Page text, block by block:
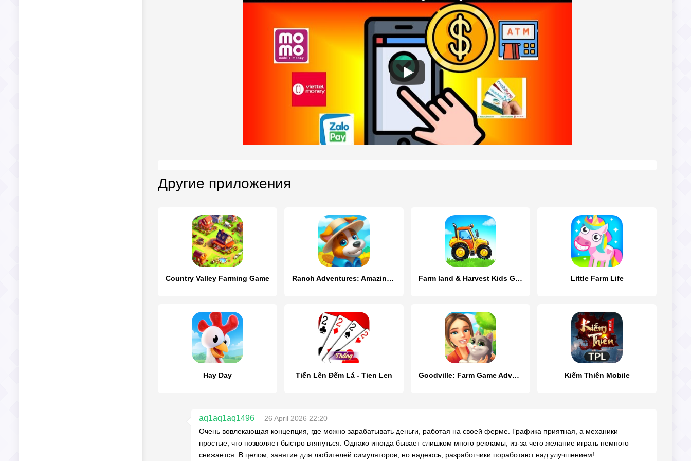
Другие приложения
Country Valley Farming Game Ranch Adventures: Amazing Matc Farm land & Harvest Kids Games Little Farm Life
Hay Day Tiến Lên Đếm Lá - Tien Len Goodville: Farm Game Adventure Kiếm Thiên Mobile
aq1aq1aq1496
26 April 2026 22:20
Очень вовлекающая концепция, где можно зарабатывать деньги, работая на своей ферме. Графика приятная, а механики
простые, что позволяет быстро втянуться. Однако иногда бывает слишком много рекламы, из-за чего желание играть немного
снижается. В целом, занятие для любителей симуляторов, но надеюсь, разработчики поработают над улучшением!